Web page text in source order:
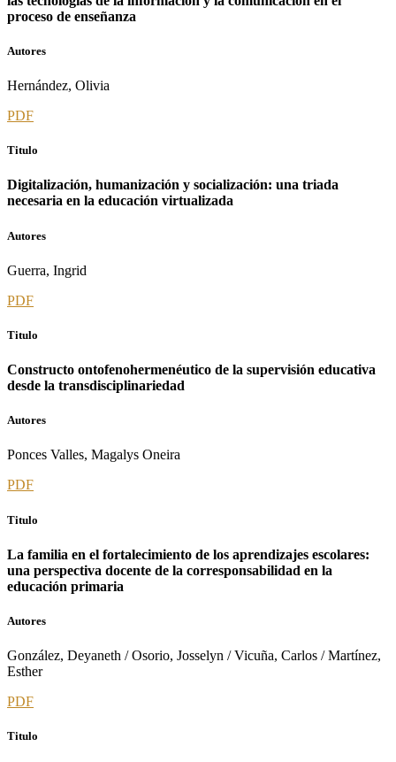
proceso de enseñanza
Autores
Hernández, Olivia
PDF
Titulo
Digitalización, humanización y socialización: una triada
necesaria en la educación virtualizada
Autores
Guerra, Ingrid
PDF
Titulo
Constructo ontofenohermenéutico de la supervisión educativa
desde la transdisciplinariedad
Autores
Ponces Valles, Magalys Oneira
PDF
Titulo
La familia en el fortalecimiento de los aprendizajes escolares:
una perspectiva docente de la corresponsabilidad en la
educación primaria
Autores
González, Deyaneth / Osorio, Josselyn / Vicuña, Carlos / Martínez,
Esther
PDF
Titulo